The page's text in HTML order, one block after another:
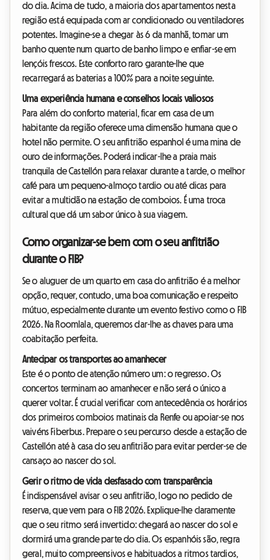
do dia. Acima de tudo, a maioria dos apartamentos nesta
região está equipada com ar condicionado ou ventiladores
potentes. Imagine-se a chegar às 6 da manhã, tomar um
banho quente num quarto de banho limpo e enfiar-se em
lençóis frescos. Este conforto raro garante-lhe que
recarregará as baterias a 100% para a noite seguinte.
Uma experiência humana e conselhos locais valiosos
Para além do conforto material, ficar em casa de um
habitante da região oferece uma dimensão humana que o
hotel não permite. O seu anfitrião espanhol é uma mina de
ouro de informações. Poderá indicar-lhe a praia mais
tranquila de Castellón para relaxar durante a tarde, o melhor
café para um pequeno-almoço tardio ou até dicas para
evitar a multidão na estação de comboios. É uma troca
cultural que dá um sabor único à sua viagem.
Como organizar-se bem com o seu anfitrião
durante o FIB?
Se o aluguer de um quarto em casa do anfitrião é a melhor
opção, requer, contudo, uma boa comunicação e respeito
mútuo, especialmente durante um evento festivo como o FIB
2026. Na Roomlala, queremos dar-lhe as chaves para uma
coabitação perfeita.
Antecipar os transportes ao amanhecer
Este é o ponto de atenção número um: o regresso. Os
concertos terminam ao amanhecer e não será o único a
querer voltar. É crucial verificar com antecedência os horários
dos primeiros comboios matinais da Renfe ou apoiar-se nos
vaivéns Fiberbus. Prepare o seu percurso desde a estação de
Castellón até à casa do seu anfitrião para evitar perder-se de
cansaço ao nascer do sol.
Gerir o ritmo de vida desfasado com transparência
É indispensável avisar o seu anfitrião, logo no pedido de
reserva, que vem para o FIB 2026. Explique-lhe claramente
que o seu ritmo será invertido: chegará ao nascer do sol e
dormirá uma grande parte do dia. Os espanhóis são, regra
geral, muito compreensivos e habituados a ritmos tardios,